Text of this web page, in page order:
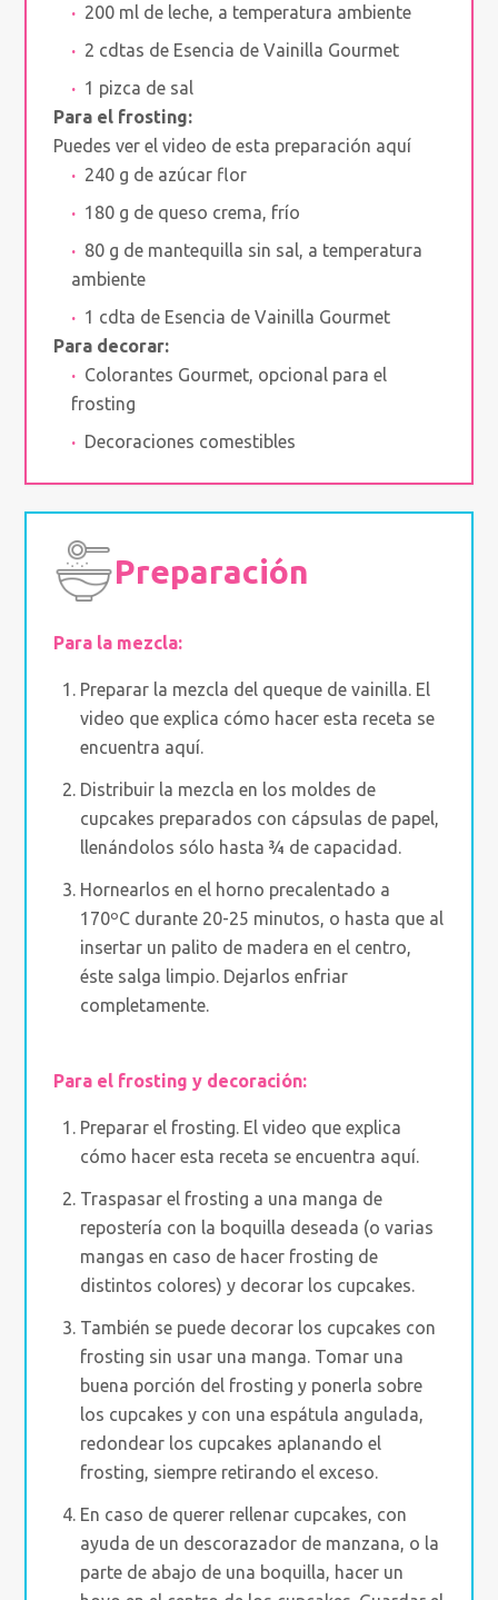
200 ml de leche, a temperatura ambiente
2 cdtas de Esencia de Vainilla Gourmet
1 pizca de sal
Para el frosting:
Puedes ver el video de esta preparación aquí
240 g de azúcar flor
180 g de queso crema, frío
80 g de mantequilla sin sal, a temperatura
ambiente
1 cdta de Esencia de Vainilla Gourmet
Para decorar:
Colorantes Gourmet, opcional para el
frosting
Decoraciones comestibles
Preparación
Para la mezcla:
Preparar la mezcla del queque de vainilla. El
video que explica cómo hacer esta receta se
encuentra aquí.
Distribuir la mezcla en los moldes de
cupcakes preparados con cápsulas de papel,
llenándolos sólo hasta ¾ de capacidad.
Hornearlos en el horno precalentado a
170ºC durante 20-25 minutos, o hasta que al
insertar un palito de madera en el centro,
éste salga limpio. Dejarlos enfriar
completamente.
Para el frosting y decoración:
Preparar el frosting. El video que explica
cómo hacer esta receta se encuentra aquí.
Traspasar el frosting a una manga de
repostería con la boquilla deseada (o varias
mangas en caso de hacer frosting de
distintos colores) y decorar los cupcakes.
También se puede decorar los cupcakes con
frosting sin usar una manga. Tomar una
buena porción del frosting y ponerla sobre
los cupcakes y con una espátula angulada,
redondear los cupcakes aplanando el
frosting, siempre retirando el exceso.
En caso de querer rellenar cupcakes, con
ayuda de un descorazador de manzana, o la
parte de abajo de una boquilla, hacer un